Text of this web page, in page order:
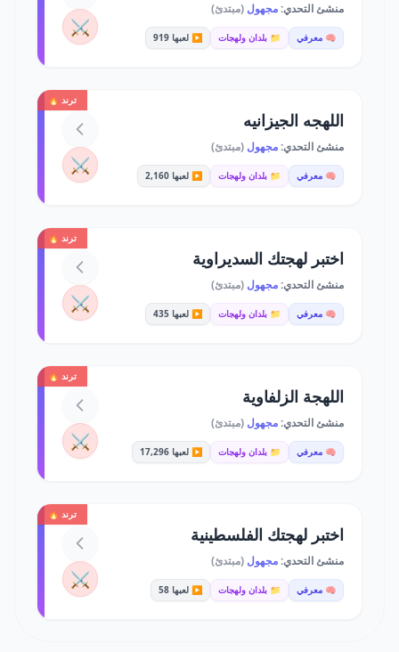
منشئ التحدي:مجهول (مبتدئ)
🧠 معرفي 📁 بلدان ولهجات ▶️ لعبها 919 ⚔️
ترند 🔥
اللهجه الجيزانيه
منشئ التحدي:مجهول (مبتدئ)
🧠 معرفي 📁 بلدان ولهجات ▶️ لعبها 2,160 ⚔️
ترند 🔥
اختبر لهجتك السديراوية
منشئ التحدي:مجهول (مبتدئ)
🧠 معرفي 📁 بلدان ولهجات ▶️ لعبها 435 ⚔️
ترند 🔥
اللهجة الزلفاوية
منشئ التحدي:مجهول (مبتدئ)
🧠 معرفي 📁 بلدان ولهجات ▶️ لعبها 17,296 ⚔️
ترند 🔥
اختبر لهجتك الفلسطينية
منشئ التحدي:مجهول (مبتدئ)
🧠 معرفي 📁 بلدان ولهجات ▶️ لعبها 58 ⚔️